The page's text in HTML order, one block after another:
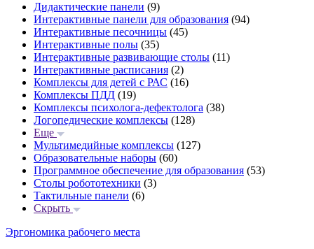
Дидактические панели (9)
Интерактивные панели для образования (94)
Интерактивные песочницы (45)
Интерактивные полы (35)
Интерактивные развивающие столы (11)
Интерактивные расписания (2)
Комплексы для детей с РАС (16)
Комплексы ПДД (19)
Комплексы психолога-дефектолога (38)
Логопедические комплексы (128)
Еще
Мультимедийные комплексы (127)
Образовательные наборы (60)
Программное обеспечение для образования (53)
Столы робототехники (3)
Тактильные панели (6)
Скрыть
Эргономика рабочего места